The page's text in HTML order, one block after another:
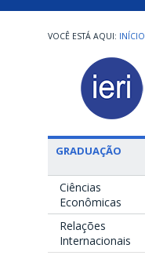
INÍCIO
GRADUAÇÃO
Ciências
Econômicas
Relações
Internacionais